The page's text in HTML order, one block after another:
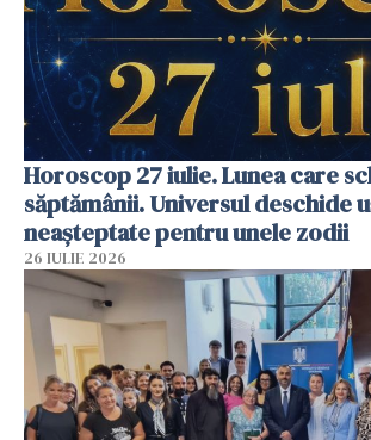
Horoscop 27 iulie. Lunea care
săptămânii. Universul deschide
neașteptate pentru unele zodii
26 IULIE 2026